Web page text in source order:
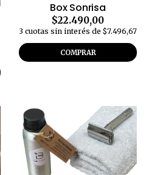
Box Sonrisa
$22.490,00
3 cuotas sin interés de $7.496,67
COMPRAR